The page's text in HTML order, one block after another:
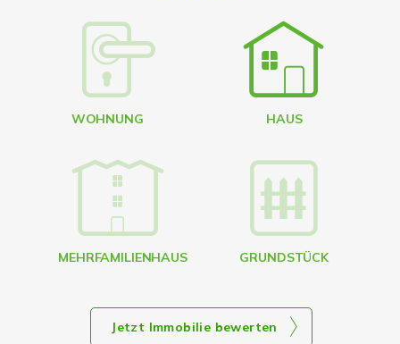
WOHNUNG HAUS
MEHRFAMILIENHAUS GRUNDSTÜCK
Jetzt Immobilie bewerten